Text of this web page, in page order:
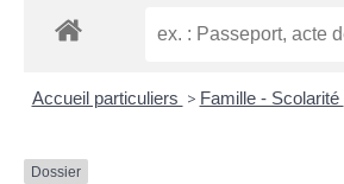
Accueil particuliers > Famille - Scolarité
Dossier